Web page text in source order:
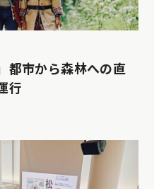
都市から森林への直
行